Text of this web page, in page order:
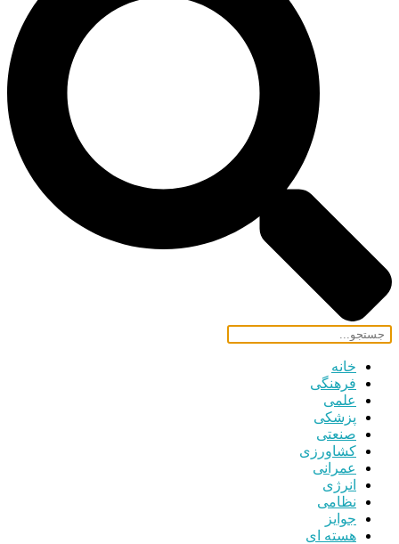
خانه
فرهنگی
علمی
پزشکی
صنعتی
کشاورزی
عمرانی
انرژی
نظامی
جوایز
هسته ای